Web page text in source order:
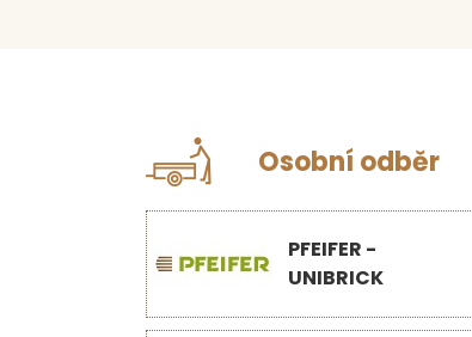
Osobní odběr
PFEIFER -
UNIBRICK